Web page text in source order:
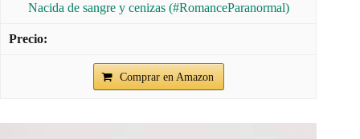
Nacida de sangre y cenizas (#RomanceParanormal)
Comprar en Amazon